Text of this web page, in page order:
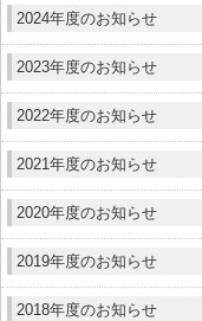
2024年度のお知らせ
2023年度のお知らせ
2022年度のお知らせ
2021年度のお知らせ
2020年度のお知らせ
2019年度のお知らせ
2018年度のお知らせ